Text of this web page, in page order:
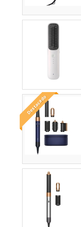
Destacado